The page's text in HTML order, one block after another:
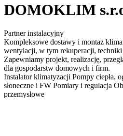
DOMOKLIM
Partner instalacyjny
Kompleksowe dostawy i montaż
wentylacji, w tym rekuperacji,
Zapewniamy projekt, realizację,
dla gospodarstw domowych i firm.
Instalator klimatyzacji Pompy ciepła,
słoneczne i FW Pomiary i regulacja
przemysłowe